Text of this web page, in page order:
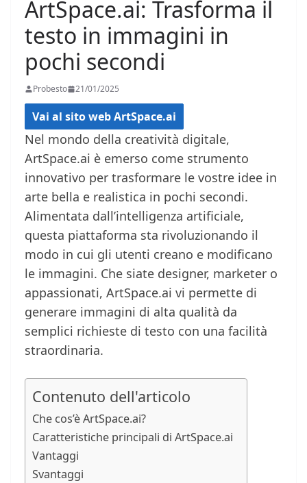
ArtSpace.ai: Trasforma il
testo in immagini in
pochi secondi
Probesto 21/01/2025
Vai al sito web ArtSpace.ai
Nel mondo della creatività digitale,
ArtSpace.ai è emerso come strumento
innovativo per trasformare le vostre idee in
arte bella e realistica in pochi secondi.
Alimentata dall’intelligenza artificiale,
questa piattaforma sta rivoluzionando il
modo in cui gli utenti creano e modificano
le immagini. Che siate designer, marketer o
appassionati, ArtSpace.ai vi permette di
generare immagini di alta qualità da
semplici richieste di testo con una facilità
straordinaria.
Contenuto dell'articolo
Che cos’è ArtSpace.ai?
Caratteristiche principali di ArtSpace.ai
Vantaggi
Svantaggi